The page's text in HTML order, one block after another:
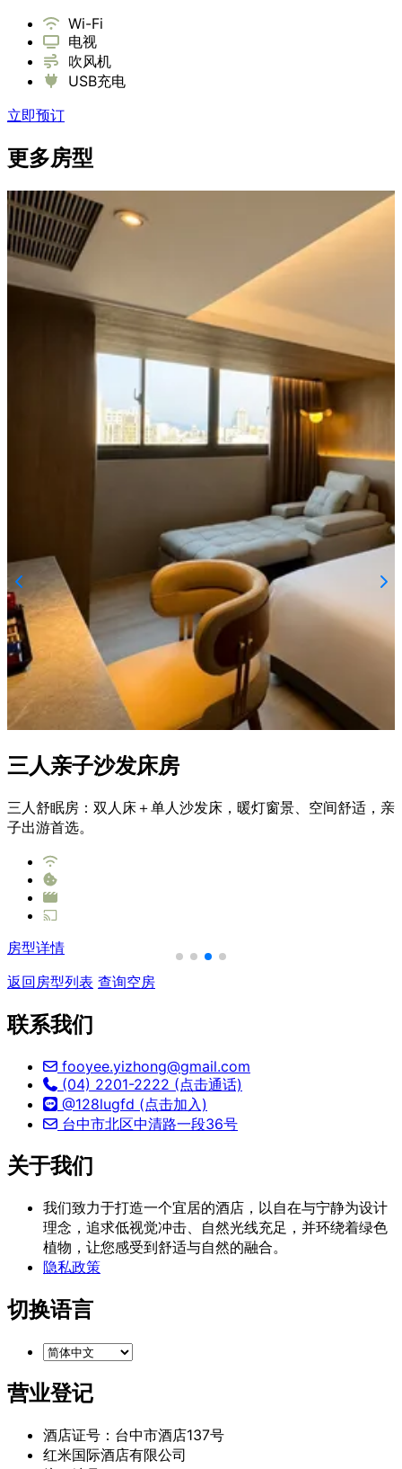
Wi-Fi
电视
吹风机
USB充电
立即预订
更多房型
三人亲子沙发床房
三人舒眠房：双人床＋单人沙发床，暖灯窗景、空间舒适，亲
子出游首选。
房型详情
返回房型列表 查询空房
联系我们
fooyee.yizhong@gmail.com
(04) 2201-2222 (点击通话)
@128lugfd (点击加入)
台中市北区中清路一段36号
关于我们
我们致力于打造一个宜居的酒店，以自在与宁静为设计
理念，追求低视觉冲击、自然光线充足，并环绕着绿色
植物，让您感受到舒适与自然的融合。
隐私政策
切换语言
营业登记
酒店证号：台中市酒店137号
红米国际酒店有限公司